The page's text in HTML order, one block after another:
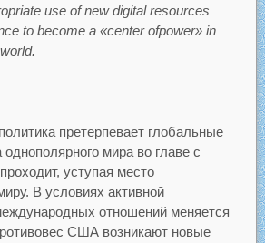
use of new digital resources
to become a «center ofpower» in
претерпевает глобальные
мира во главе с
уступая место
В условиях активной
отношений меняется
США возникают новые